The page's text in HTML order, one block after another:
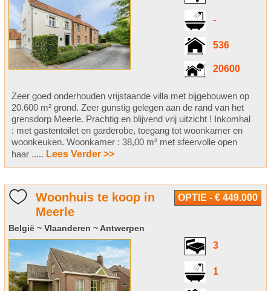
-
536
20600
Zeer goed onderhouden vrijstaande villa met bijgebouwen op
20.600 m² grond. Zeer gunstig gelegen aan de rand van het
grensdorp Meerle. Prachtig en blijvend vrij uitzicht ! Inkomhal
: met gastentoilet en garderobe, toegang tot woonkamer en
woonkeuken. Woonkamer : 38,00 m² met sfeervolle open
haar ..... Lees Verder >>
OPTIE - € 449.000
Woonhuis te koop in
Meerle
België ~ Vlaanderen ~ Antwerpen
3
1